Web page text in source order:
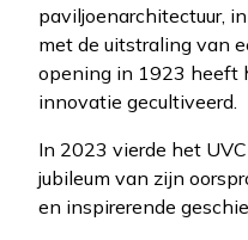
paviljoenarchitectuur,
met de uitstraling van
opening in 1923 heeft
innovatie gecultiveerd.
In 2023 vierde het
jubileum van zijn
en inspirerende